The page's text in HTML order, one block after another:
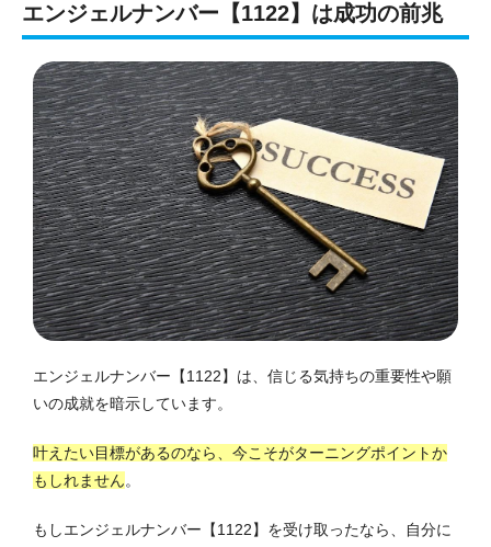
エンジェルナンバー【1122】は成功の前兆
エンジェルナンバー【1122】は、信じる気持ちの重要性や願
いの成就を暗示しています。
叶えたい目標があるのなら、今こそがターニングポイントか
もしれません。
もしエンジェルナンバー【1122】を受け取ったなら、自分に